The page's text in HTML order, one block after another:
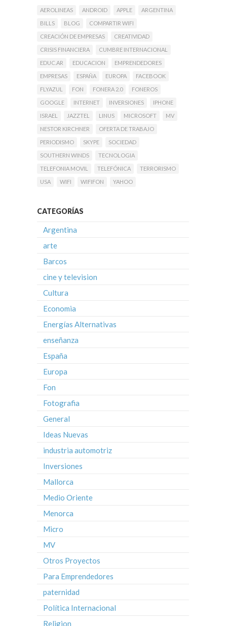
AEROLINEAS ANDROID APPLE
ARGENTINA
BILLS
BLOG
COMPARTIR WIFI
CREACIÓN DE EMPRESAS
CREATIVIDAD
CRISIS FINANCIERA
CUMBRE INTERNACIONAL
EDUC.AR
EDUCACION
EMPRENDEDORES
EMPRESAS
ESPAÑA EUROPA
FACEBOOK
FLYAZUL
FON FONERA 2.0
FONEROS
GOOGLE
INTERNET INVERSIONES
IPHONE
ISRAEL
JAZZTEL LINUS MICROSOFT
MV
NESTOR KIRCHNER
OFERTA DE TRABAJO
PERIODISMO
SKYPE
SOCIEDAD
SOUTHERN WINDS
TECNOLOGIA
TELEFONIA MOVIL
TELEFÓNICA
TERRORISMO
USA
WIFI WIFIFON YAHOO
CATEGORÍAS
Argentina
arte
Barcos
cine y television
Cultura
Economia
Energías Alternativas
enseñanza
España
Europa
Fon
Fotografia
General
Ideas Nuevas
industria automotriz
Inversiones
Mallorca
Medio Oriente
Menorca
Micro
MV
Otros Proyectos
Para Emprendedores
paternidad
Política Internacional
Religion